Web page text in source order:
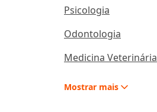
Psicologia
Odontologia
Medicina Veterinária
Mostrar mais